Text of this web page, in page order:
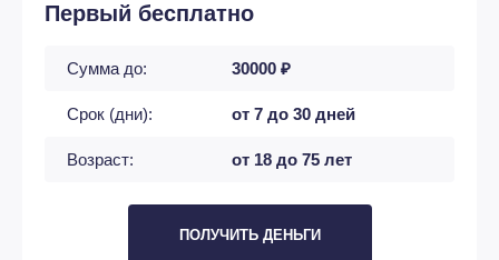
Первый бесплатно
Сумма до: 30000 ₽
Срок (дни): от 7 до 30 дней
Возраст: от 18 до 75 лет
ПОЛУЧИТЬ ДЕНЬГИ